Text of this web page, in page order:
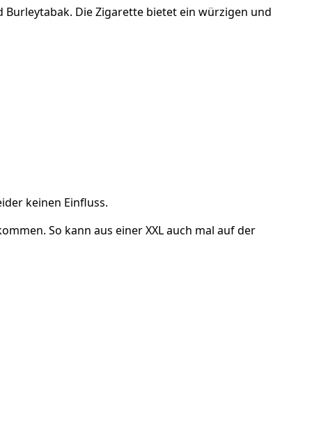
Die Zigarette bietet ein würzigen und
keinen Einfluss.
So kann aus einer XXL auch mal auf der